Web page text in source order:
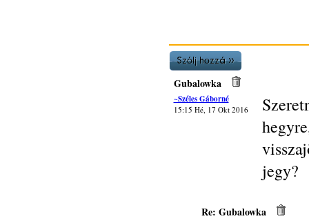
Gubalowka
~Széles Gáborné
15:15 Hé, 17 Okt 2016
jegy?
Re: Gubalowka